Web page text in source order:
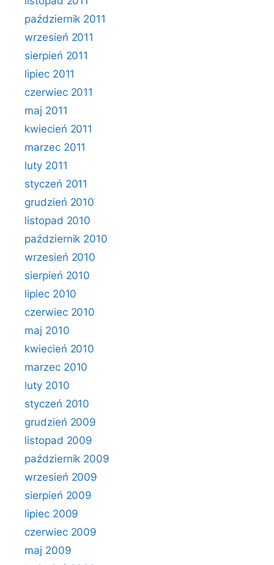
październik 2011
wrzesień 2011
sierpień 2011
lipiec 2011
czerwiec 2011
maj 2011
kwiecień 2011
marzec 2011
luty 2011
styczeń 2011
grudzień 2010
listopad 2010
październik 2010
wrzesień 2010
sierpień 2010
lipiec 2010
czerwiec 2010
maj 2010
kwiecień 2010
marzec 2010
luty 2010
styczeń 2010
grudzień 2009
listopad 2009
październik 2009
wrzesień 2009
sierpień 2009
lipiec 2009
czerwiec 2009
maj 2009